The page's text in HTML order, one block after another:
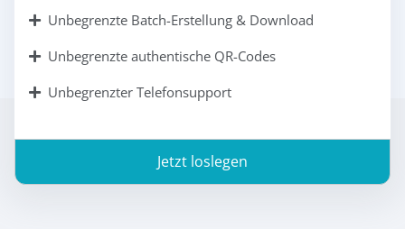
Unbegrenzte Batch-Erstellung & Download
Unbegrenzte authentische QR-Codes
Unbegrenzter Telefonsupport
Jetzt loslegen